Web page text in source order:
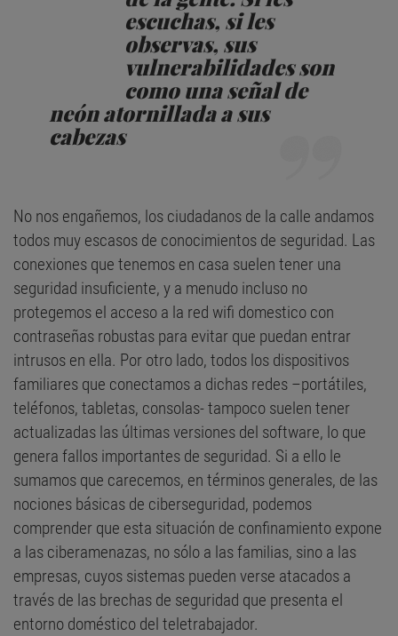
escuchas, si les
observas, sus
vulnerabilidades son
como una señal de
neón atornillada a sus
cabezas
No nos engañemos, los ciudadanos de la calle andamos
todos muy escasos de conocimientos de seguridad. Las
conexiones que tenemos en casa suelen tener una
seguridad insuficiente, y a menudo incluso no
protegemos el acceso a la red wifi domestico con
contraseñas robustas para evitar que puedan entrar
intrusos en ella. Por otro lado, todos los dispositivos
familiares que conectamos a dichas redes –portátiles,
teléfonos, tabletas, consolas- tampoco suelen tener
actualizadas las últimas versiones del software, lo que
genera fallos importantes de seguridad. Si a ello le
sumamos que carecemos, en términos generales, de las
nociones básicas de ciberseguridad, podemos
comprender que esta situación de confinamiento expone
a las ciberamenazas, no sólo a las familias, sino a las
empresas, cuyos sistemas pueden verse atacados a
través de las brechas de seguridad que presenta el
entorno doméstico del teletrabajador.